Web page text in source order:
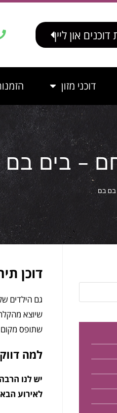
און ליין
דוכני מזון
– בים
בם בם
דוכן
גם הילדים
שיוצא
שתופס מקום
למה
יש לנו
לאירוע